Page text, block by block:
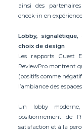
ainsi des
check-in en
Lobby,
choix de design
Les rapports Guest
ReviewPro montrent
(positifs comme
l’ambiance des
Un lobby
positionnement de
satisfaction et à la